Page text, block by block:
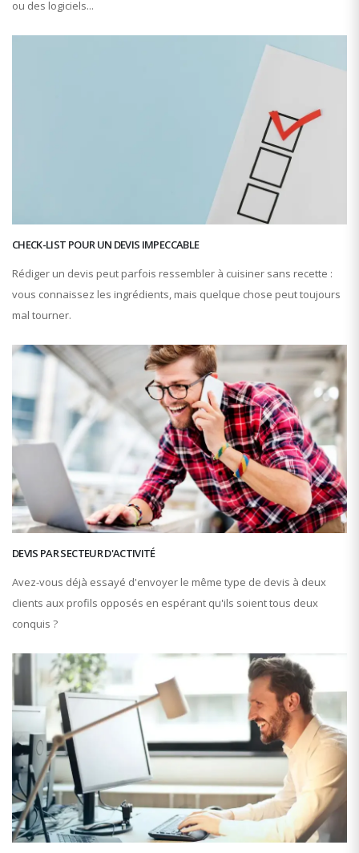
ou des logiciels...
CHECK-LIST POUR UN DEVIS IMPECCABLE
Rédiger un devis peut parfois ressembler à cuisiner sans recette :
vous connaissez les ingrédients, mais quelque chose peut toujours
mal tourner.
DEVIS PAR SECTEUR D'ACTIVITÉ
Avez-vous déjà essayé d'envoyer le même type de devis à deux
clients aux profils opposés en espérant qu'ils soient tous deux
conquis ?